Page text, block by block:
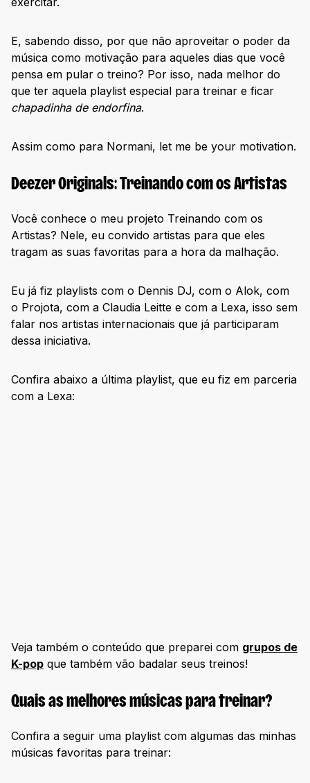
E, sabendo disso, por que não aproveitar o poder da
música como motivação para aqueles dias que você
pensa em pular o treino? Por isso, nada melhor do
que ter aquela playlist especial para treinar e ficar
chapadinha de endorfina.
Assim como para Normani, let me be your motivation.
Deezer Originals: Treinando com os Artistas
Você conhece o meu projeto Treinando com os
Artistas? Nele, eu convido artistas para que eles
tragam as suas favoritas para a hora da malhação.
Eu já fiz playlists com o Dennis DJ, com o Alok, com
o Projota, com a Claudia Leitte e com a Lexa, isso sem
falar nos artistas internacionais que já participaram
dessa iniciativa.
Confira abaixo a última playlist, que eu fiz em parceria
com a Lexa:
Veja também o conteúdo que preparei com grupos de
K-pop que também vão badalar seus treinos!
Quais as melhores músicas para treinar?
Confira a seguir uma playlist com algumas das minhas
músicas favoritas para treinar: